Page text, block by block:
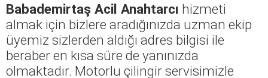
Babademirtaş Acil Anahtarcı hizmeti
almak için bizlere aradığınızda uzman ekip
üyemiz sizlerden aldığı adres bilgisi ile
beraber en kısa süre de yanınızda
olmaktadır. Motorlu çilingir servisimizle